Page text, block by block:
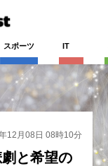
スポーツ IT
12月08日 08時10分
と希望の